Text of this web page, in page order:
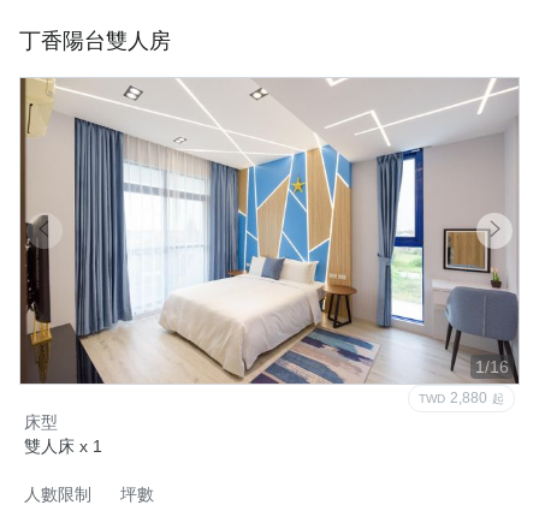
丁香陽台雙人房
1/16
TWD 2,880 起
床型
雙人床 x 1
人數限制
坪數